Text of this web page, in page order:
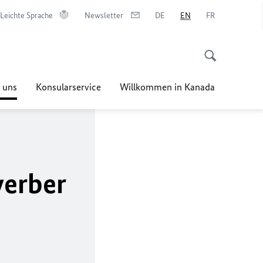
Leichte Sprache Newsletter DE EN FR
Konsularservice Willkommen in Kanada